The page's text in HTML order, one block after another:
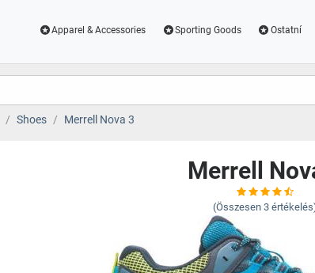
Apparel & Accessories Sporting Goods Ostatní
Shoes Merrell Nova 3
Merrell
(Összesen 3